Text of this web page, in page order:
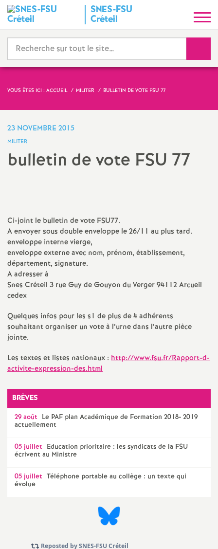
SNES-FSU
Créteil
y
n
d
i
a
a
i
o
a
l
d
e
VOUS ÊTES ICI : ACCUEIL MILITER BULLETIN DE VOTE FSU 77
23 NOVEMBRE 2015
MILITER
bulletin de vote FSU 77
Ci-joint le bulletin de vote FSU77.
A envoyer sous double enveloppe le 26/11 au plus tard.
enveloppe interne vierge,
enveloppe externe avec nom, prénom, établissement,
département, signature.
A adresser à
Snes Créteil 3 rue Guy de Gouyon du Verger 94112 Arcueil
cedex
Quelques infos pour les s1 de plus de 4 adhérents
souhaitant organiser un vote à l’urne dans l’autre pièce
jointe.
Les textes et listes nationaux : http://www.fsu.fr/Rapport-d-
activite-expression-des.html
BRÈVES
29 août Le PAF plan Académique de Formation 2018- 2019
actuellement
05 juillet Education prioritaire : les syndicats de la FSU
écrivent au Ministre
05 juillet Téléphone portable au collège : un texte qui
évolue